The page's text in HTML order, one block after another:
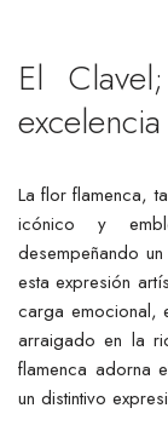
El
excelencia
La flor flamenca,
icónico y
desempeñando
esta expresión
carga emocional,
arraigado en la
flamenca adorna
un distintivo